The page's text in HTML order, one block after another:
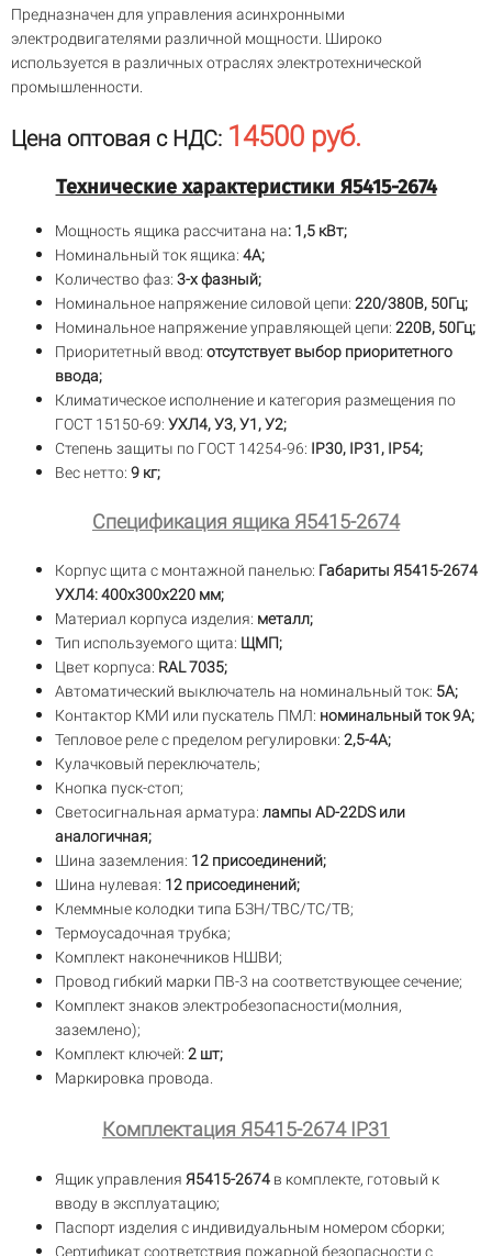
Предназначен для управления асинхронными
электродвигателями различной мощности. Широко
используется в различных отраслях электротехнической
промышленности.
Цена оптовая с НДС: 14500 руб.
Технические характеристики Я5415-2674
Мощность ящика рассчитана на: 1,5 кВт;
Номинальный ток ящика: 4А;
Количество фаз: 3-х фазный;
Номинальное напряжение силовой цепи: 220/380В, 50Гц;
Номинальное напряжение управляющей цепи: 220В, 50Гц;
Приоритетный ввод: отсутствует выбор приоритетного
ввода;
Климатическое исполнение и категория размещения по
ГОСТ 15150-69: УХЛ4, У3, У1, У2;
Степень защиты по ГОСТ 14254-96: IP30, IP31, IP54;
Вес нетто: 9 кг;
Спецификация ящика Я5415-2674
Корпус щита с монтажной панелью: Габариты Я5415-2674
УХЛ4: 400х300х220 мм;
Материал корпуса изделия: металл;
Тип используемого щита: ЩМП;
Цвет корпуса: RAL 7035;
Автоматический выключатель на номинальный ток: 5А;
Контактор КМИ или пускатель ПМЛ: номинальный ток 9А;
Тепловое реле с пределом регулировки: 2,5-4А;
Кулачковый переключатель;
Кнопка пуск-стоп;
Светосигнальная арматура: лампы AD-22DS или
аналогичная;
Шина заземления: 12 присоединений;
Шина нулевая: 12 присоединений;
Клеммные колодки типа БЗН/ТВС/TC/TB;
Термоусадочная трубка;
Комплект наконечников НШВИ;
Провод гибкий марки ПВ-3 на соответствующее сечение;
Комплект знаков электробезопасности(молния,
заземлено);
Комплект ключей: 2 шт;
Маркировка провода.
Комплектация Я5415-2674 IP31
Ящик управления Я5415-2674 в комплекте, готовый к
вводу в эксплуатацию;
Паспорт изделия с индивидуальным номером сборки;
Сертификат соответствия пожарной безопасности с